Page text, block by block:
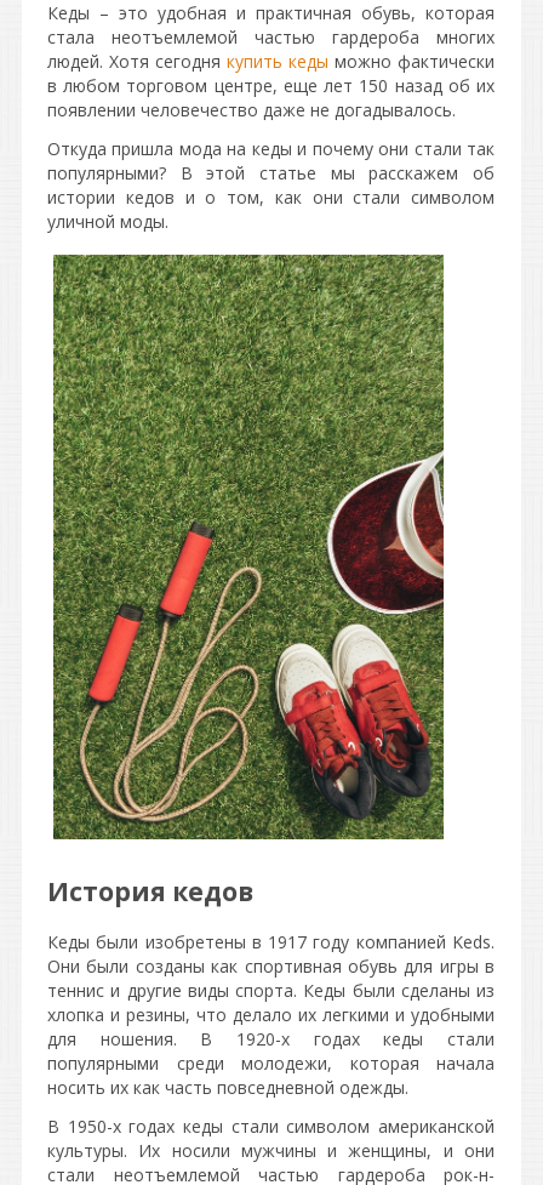
Кеды – это удобная и практичная обувь, которая
стала неотъемлемой частью гардероба многих
людей. Хотя сегодня купить кеды можно фактически
в любом торговом центре, еще лет 150 назад об их
появлении человечество даже не догадывалось.
Откуда пришла мода на кеды и почему они стали так
популярными? В этой статье мы расскажем об
истории кедов и о том, как они стали символом
уличной моды.
История кедов
Кеды были изобретены в 1917 году компанией Keds.
Они были созданы как спортивная обувь для игры в
теннис и другие виды спорта. Кеды были сделаны из
хлопка и резины, что делало их легкими и удобными
для ношения. В 1920-х годах кеды стали
популярными среди молодежи, которая начала
носить их как часть повседневной одежды.
В 1950-х годах кеды стали символом американской
культуры. Их носили мужчины и женщины, и они
стали неотъемлемой частью гардероба рок-н-